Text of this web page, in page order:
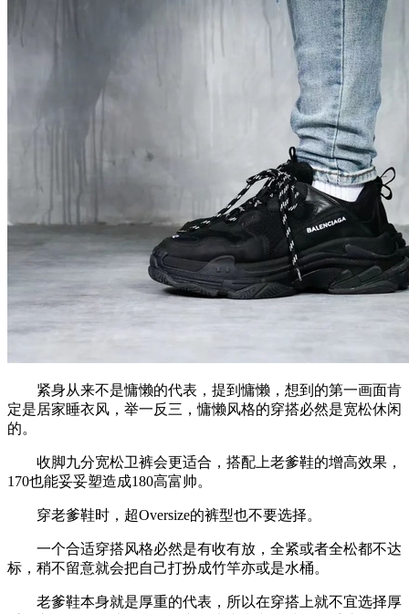
紧身从来不是慵懒的代表，提到慵懒，想到的第一画面肯
定是居家睡衣风，举一反三，慵懒风格的穿搭必然是宽松休闲
的。
收脚九分宽松卫裤会更适合，搭配上老爹鞋的增高效果，
170也能妥妥塑造成180高富帅。
穿老爹鞋时，超Oversize的裤型也不要选择。
一个合适穿搭风格必然是有收有放，全紧或者全松都不达
标，稍不留意就会把自己打扮成竹竿亦或是水桶。
老爹鞋本身就是厚重的代表，所以在穿搭上就不宜选择厚